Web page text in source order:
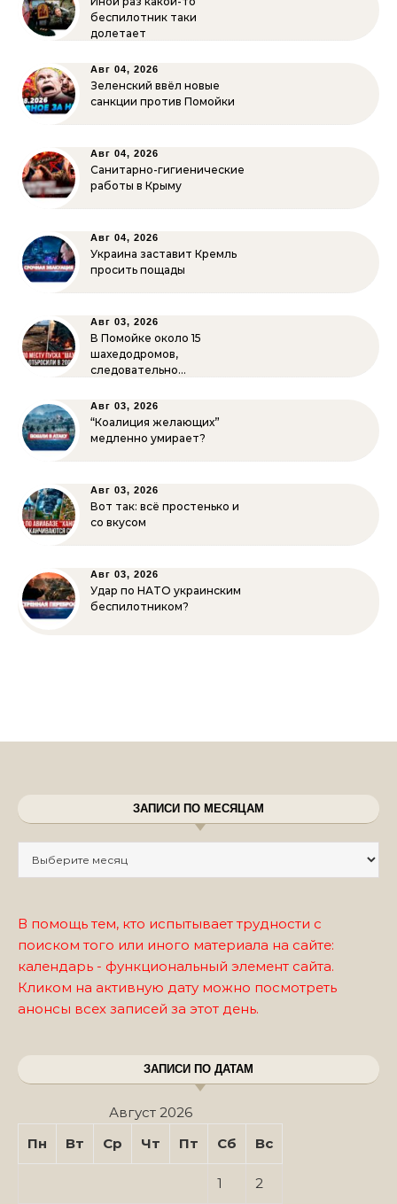
беспилотник таки
долетает
Авг 04, 2026
Зеленский ввёл новые
санкции против Помойки
Авг 04, 2026
Санитарно-гигиенические
работы в Крыму
Авг 04, 2026
Украина заставит Кремль
просить пощады
Авг 03, 2026
В Помойке около 15
шахедодромов,
следовательно…
Авг 03, 2026
“Коалиция желающих”
медленно умирает?
Авг 03, 2026
Вот так: всё простенько и
со вкусом
Авг 03, 2026
Удар по НАТО украинским
беспилотником?
ЗАПИСИ ПО МЕСЯЦАМ
В помощь тем, кто испытывает трудности с
поиском того или иного материала на сайте:
календарь - функциональный элемент сайта.
Кликом на активную дату можно посмотреть
анонсы всех записей за этот день.
ЗАПИСИ ПО ДАТАМ
Август 2026
Пн
Вт Ср Чт Пт Сб Вс
1 2